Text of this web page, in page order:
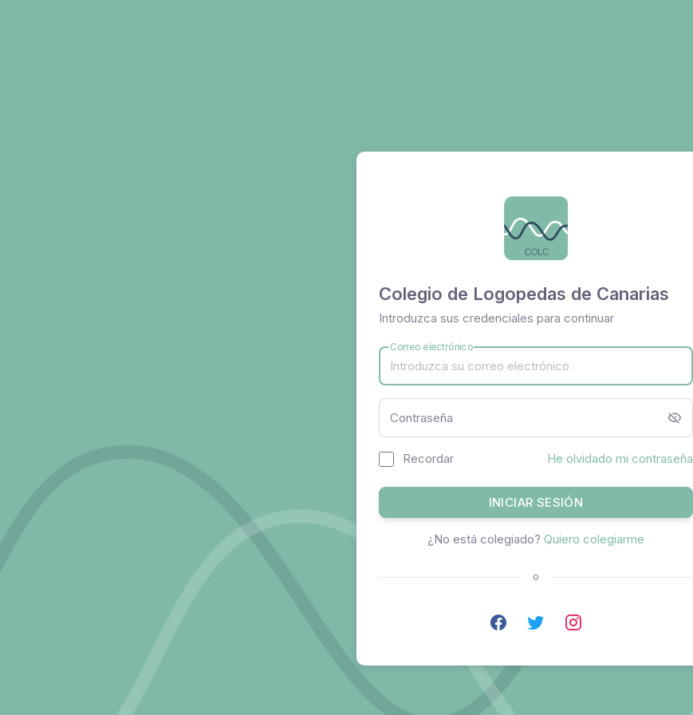
Colegio de Logopedas de Canarias
Introduzca sus credenciales para continuar
Correo electrónico
Contraseña
Recordar He olvidado mi contraseña
INICIAR SESIÓN
¿No está colegiado? Quiero colegiarme
o